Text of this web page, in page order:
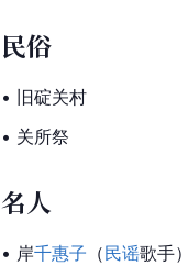
民俗
• 旧碇关村
• 关所祭
名人
• 岸千惠子 （民谣歌手